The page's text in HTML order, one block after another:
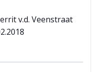
v.d. Veenstraat